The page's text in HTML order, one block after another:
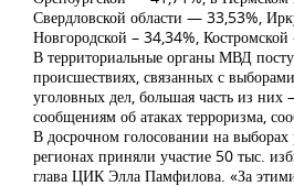
Свердловской области — 33,53%,
Новгородской – 34,34%,
В территориальные органы МВД
происшествиях, связанных с
уголовных дел, большая часть из
сообщениям об атаках терроризма,
В досрочном голосовании на выборах
регионах приняли участие 50 тыс.
глава ЦИК Элла Памфилова. «За